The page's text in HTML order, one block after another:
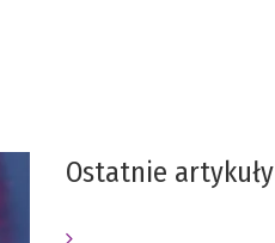
Ostatnie artykuły